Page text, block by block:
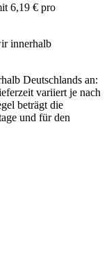
6,19 € pro
innerhalb
Deutschlands an:
variiert je nach
beträgt die
und für den